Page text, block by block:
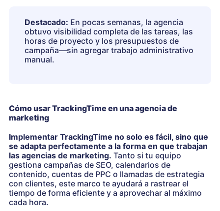
Destacado: En pocas semanas, la agencia
obtuvo visibilidad completa de las tareas, las
horas de proyecto y los presupuestos de
campaña—sin agregar trabajo administrativo
manual.
Cómo usar TrackingTime en una agencia de
marketing
Implementar TrackingTime no solo es fácil, sino que
se adapta perfectamente a la forma en que trabajan
las agencias de marketing. Tanto si tu equipo
gestiona campañas de SEO, calendarios de
contenido, cuentas de PPC o llamadas de estrategia
con clientes, este marco te ayudará a rastrear el
tiempo de forma eficiente y a aprovechar al máximo
cada hora.